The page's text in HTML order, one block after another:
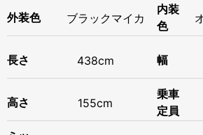
外装色 ブラックマイカ
内装
色
長さ 438cm 幅
高さ 155cm
乗車
定員